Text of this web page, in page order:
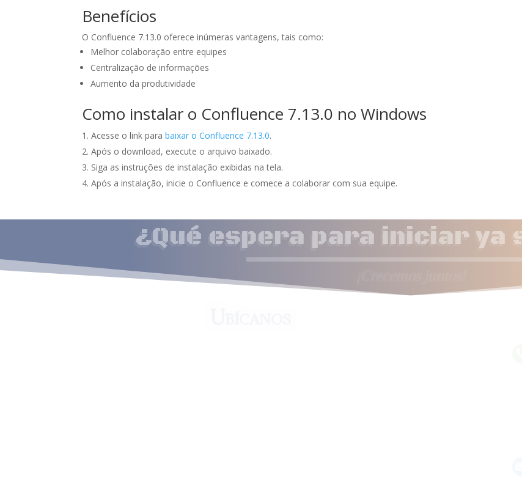
Benefícios
O Confluence 7.13.0 oferece inúmeras vantagens, tais como:
Melhor colaboração entre equipes
Centralização de informações
Aumento da produtividade
Como instalar o Confluence 7.13.0 no Windows
Acesse o link parabaixar o Confluence 7.13.0.
Após o download, execute o arquivo baixado.
Siga as instruções de instalação exibidas na tela.
Após a instalação, inicie o Confluence e comece a colaborar com sua equipe.
¿Qué espera para iniciar ya